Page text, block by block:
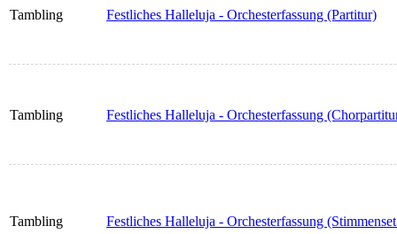
Tambling Festliches Halleluja - Orchesterfassung (Partitur)
Tambling Festliches Halleluja - Orchesterfassung
Tambling Festliches Halleluja - Orchesterfassung